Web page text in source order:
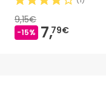
9,15€
-15% 7,79€